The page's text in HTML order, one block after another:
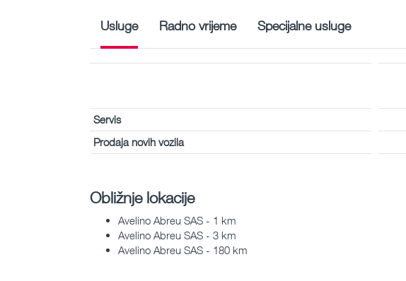
Usluge Radno vrijeme Specijalne usluge
Servis
Prodaja novih vozila
Obližnje lokacije
Avelino Abreu SAS - 1 km
Avelino Abreu SAS - 3 km
Avelino Abreu SAS - 180 km